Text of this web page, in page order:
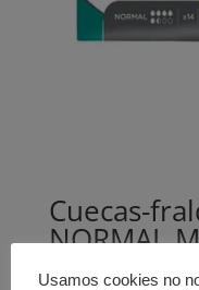
Cuecas-
NORMAL M
(14 uni)
Usamos cookies no